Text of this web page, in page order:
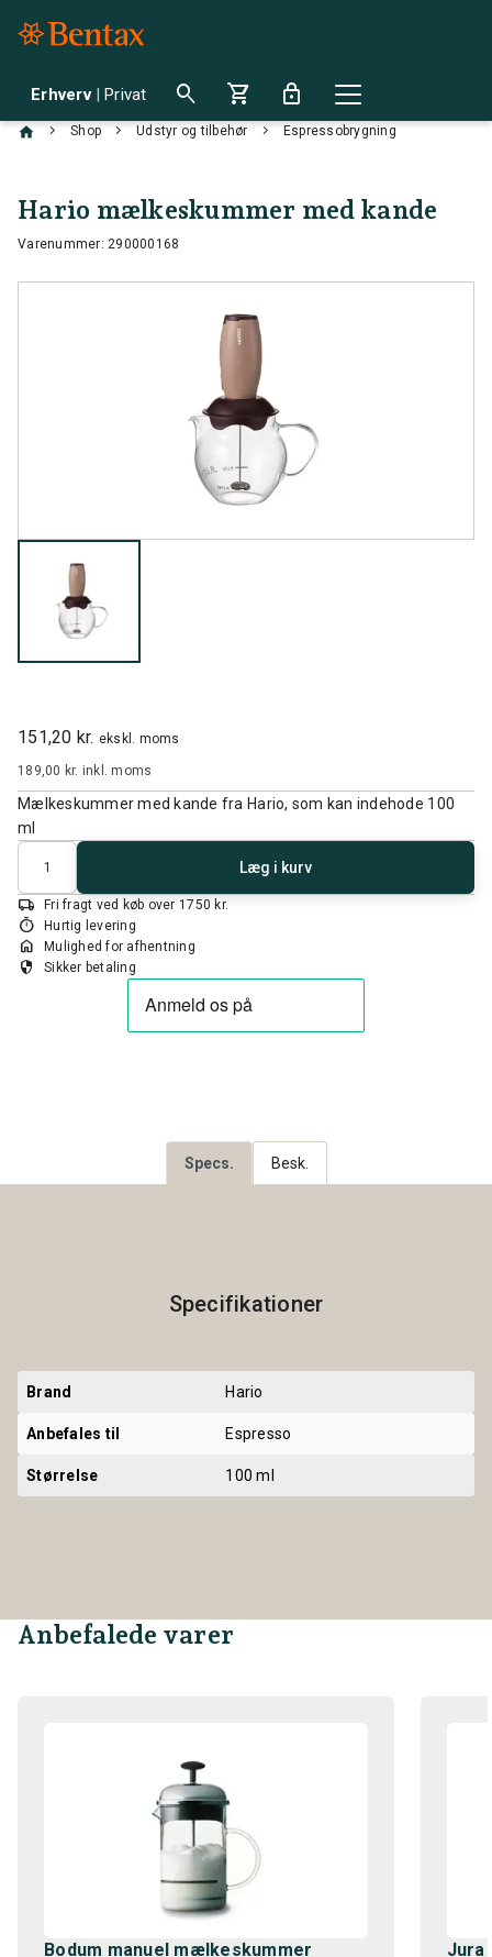
Erhverv | Privat search shopping_cart lock
chevron_right Shop chevron_right Udstyr og tilbehør chevron_right Espressobrygning
Hario mælkeskummer med kande
Varenummer: 290000168
151,20 kr. ekskl. moms
189,00 kr. inkl. moms
Mælkeskummer med kande fra Hario, som kan indehode 100
ml
Antal
Læg i kurv
local_shipping Fri fragt ved køb over 1750 kr.
timer Hurtig levering
home Mulighed for afhentning
security Sikker betaling
Specs. Besk.
Specifikationer
Brand Hario
Anbefales til Espresso
Størrelse 100 ml
Anbefalede varer
Bodum manuel mælkeskummer Jura